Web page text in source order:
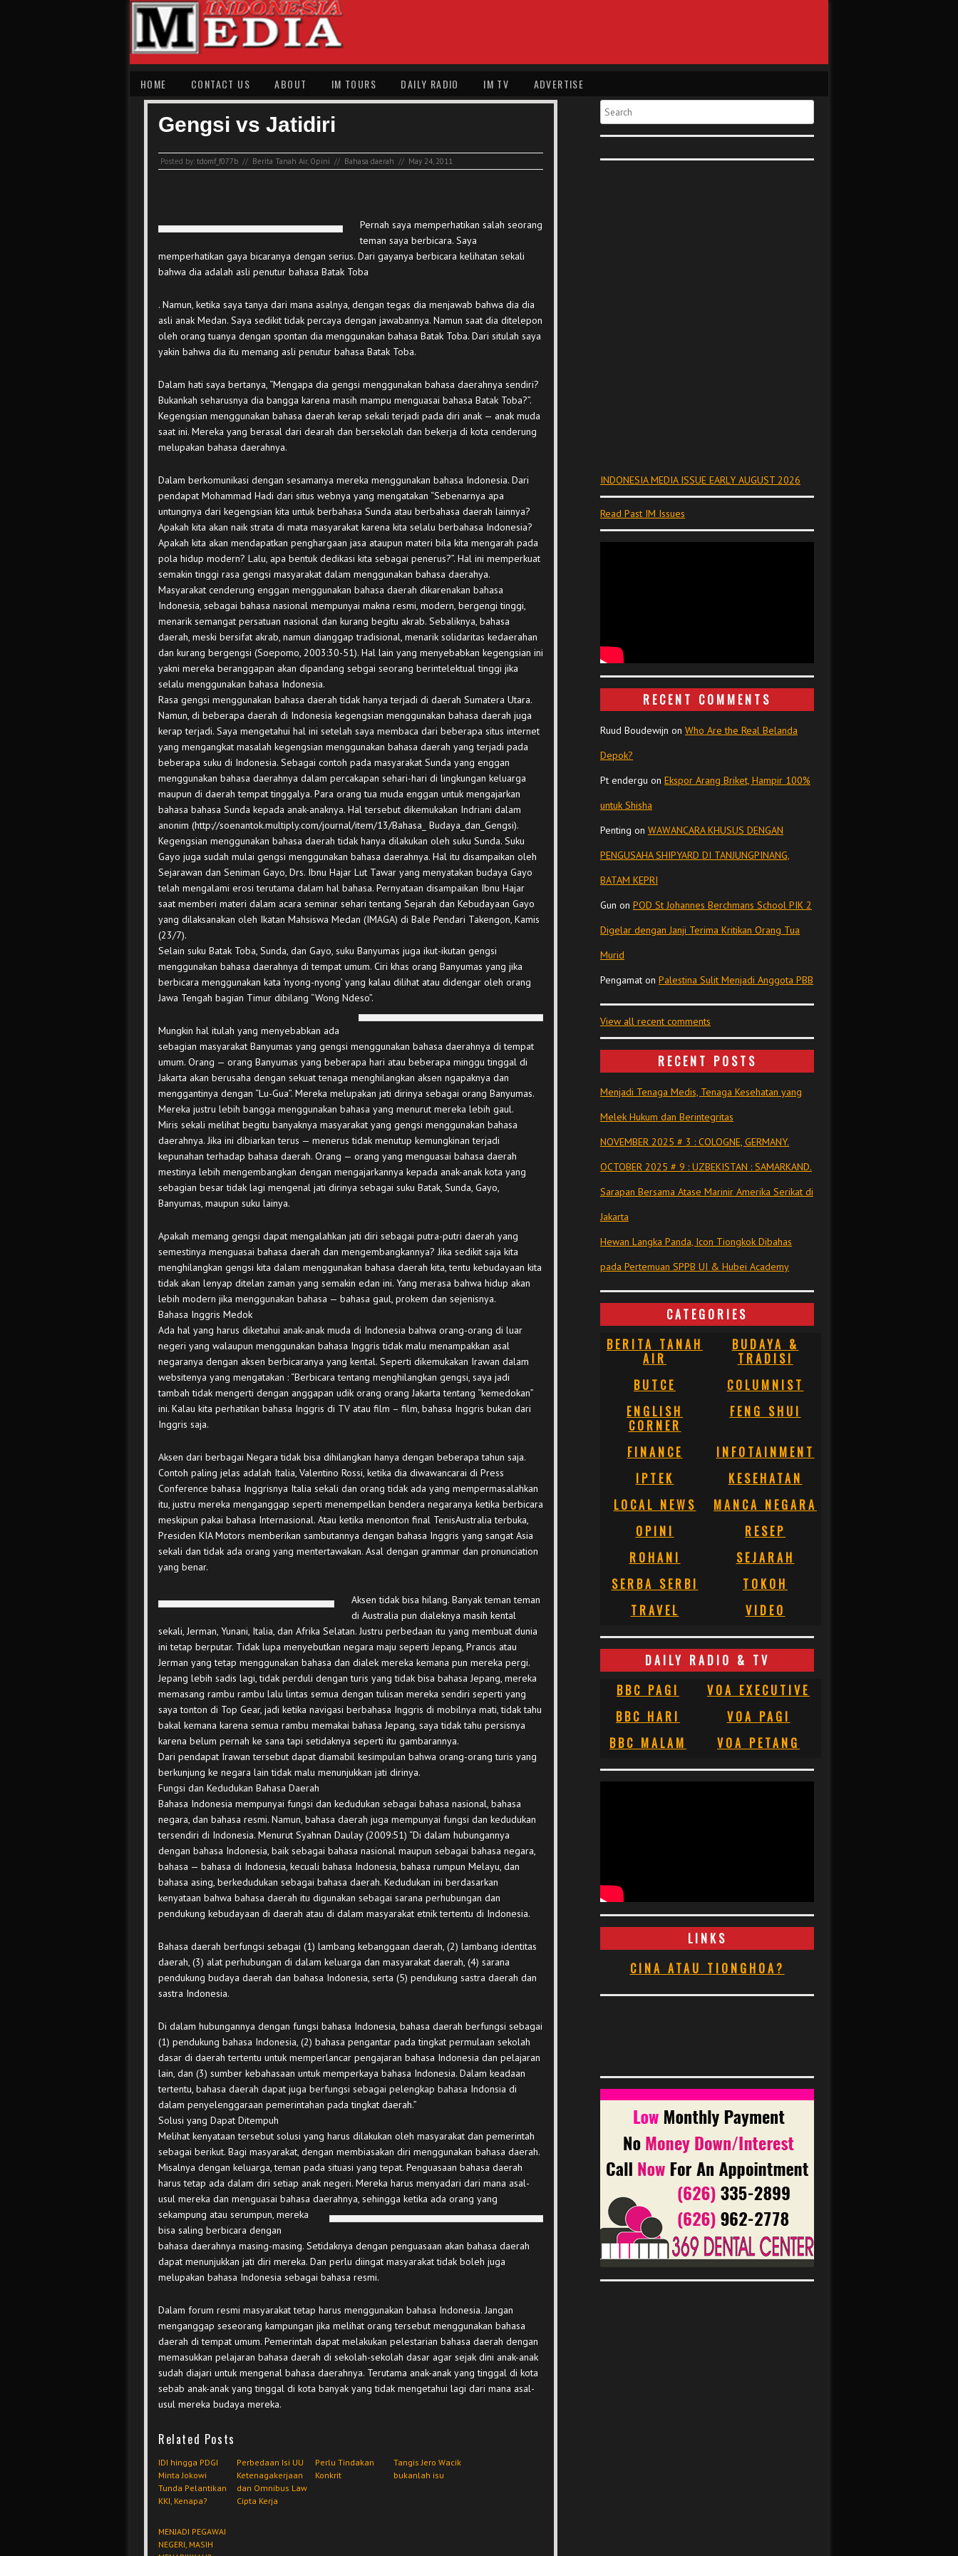
HOME CONTACT US ABOUT IM TOURS DAILY RADIO IM TV ADVERTISE
Gengsi vs Jatidiri
Posted by: tdomf_f077b // Berita Tanah Air, Opini // Bahasa daerah // May 24, 2011
Pernah saya memperhatikan salah seorang
teman saya berbicara. Saya
memperhatikan gaya bicaranya dengan serius. Dari gayanya berbicara kelihatan sekali
bahwa dia adalah asli penutur bahasa Batak Toba
. Namun, ketika saya tanya dari mana asalnya, dengan tegas dia menjawab bahwa dia dia
asli anak Medan. Saya sedikit tidak percaya dengan jawabannya. Namun saat dia ditelepon
oleh orang tuanya dengan spontan dia menggunakan bahasa Batak Toba. Dari situlah saya
yakin bahwa dia itu memang asli penutur bahasa Batak Toba.
Dalam hati saya bertanya, “Mengapa dia gengsi menggunakan bahasa daerahnya sendiri?
Bukankah seharusnya dia bangga karena masih mampu menguasai bahasa Batak Toba?”.
Kegengsian menggunakan bahasa daerah kerap sekali terjadi pada diri anak — anak muda
saat ini. Mereka yang berasal dari dearah dan bersekolah dan bekerja di kota cenderung
melupakan bahasa daerahnya.
Dalam berkomunikasi dengan sesamanya mereka menggunakan bahasa Indonesia. Dari
pendapat Mohammad Hadi dari situs webnya yang mengatakan “Sebenarnya apa
untungnya dari kegengsian kita untuk berbahasa Sunda atau berbahasa daerah lainnya?
Apakah kita akan naik strata di mata masyarakat karena kita selalu berbahasa Indonesia?
Apakah kita akan mendapatkan penghargaan jasa ataupun materi bila kita mengarah pada
pola hidup modern? Lalu, apa bentuk dedikasi kita sebagai penerus?”. Hal ini memperkuat
semakin tinggi rasa gengsi masyarakat dalam menggunakan bahasa daerahya.
Masyarakat cenderung enggan menggunakan bahasa daerah dikarenakan bahasa
Indonesia, sebagai bahasa nasional mempunyai makna resmi, modern, bergengi tinggi,
menarik semangat persatuan nasional dan kurang begitu akrab. Sebaliknya, bahasa
daerah, meski bersifat akrab, namun dianggap tradisional, menarik solidaritas kedaerahan
dan kurang bergengsi (Soepomo, 2003:30-51). Hal lain yang menyebabkan kegengsian ini
yakni mereka beranggapan akan dipandang sebgai seorang berintelektual tinggi jika
selalu menggunakan bahasa Indonesia.
Rasa gengsi menggunakan bahasa daerah tidak hanya terjadi di daerah Sumatera Utara.
Namun, di beberapa daerah di Indonesia kegengsian menggunakan bahasa daerah juga
kerap terjadi. Saya mengetahui hal ini setelah saya membaca dari beberapa situs internet
yang mengangkat masalah kegengsian menggunakan bahasa daerah yang terjadi pada
beberapa suku di Indonesia. Sebagai contoh pada masyarakat Sunda yang enggan
menggunakan bahasa daerahnya dalam percakapan sehari-hari di lingkungan keluarga
maupun di daerah tempat tinggalya. Para orang tua muda enggan untuk mengajarkan
bahasa bahasa Sunda kepada anak-anaknya. Hal tersebut dikemukakan Indriani dalam
anonim (http://soenantok.multiply.com/journal/item/13/Bahasa_ Budaya_dan_Gengsi).
Kegengsian menggunakan bahasa daerah tidak hanya dilakukan oleh suku Sunda. Suku
Gayo juga sudah mulai gengsi menggunakan bahasa daerahnya. Hal itu disampaikan oleh
Sejarawan dan Seniman Gayo, Drs. Ibnu Hajar Lut Tawar yang menyatakan budaya Gayo
telah mengalami erosi terutama dalam hal bahasa. Pernyataan disampaikan Ibnu Hajar
saat memberi materi dalam acara seminar sehari tentang Sejarah dan Kebudayaan Gayo
yang dilaksanakan oleh Ikatan Mahsiswa Medan (IMAGA) di Bale Pendari Takengon, Kamis
(23/7).
Selain suku Batak Toba, Sunda, dan Gayo, suku Banyumas juga ikut-ikutan gengsi
menggunakan bahasa daerahnya di tempat umum. Ciri khas orang Banyumas yang jika
berbicara menggunakan kata ‘nyong-nyong’ yang kalau dilihat atau didengar oleh orang
Jawa Tengah bagian Timur dibilang “Wong Ndeso”.
Mungkin hal itulah yang menyebabkan ada
sebagian masyarakat Banyumas yang gengsi menggunakan bahasa daerahnya di tempat
umum. Orang — orang Banyumas yang beberapa hari atau beberapa minggu tinggal di
Jakarta akan berusaha dengan sekuat tenaga menghilangkan aksen ngapaknya dan
menggantinya dengan “Lu-Gua”. Mereka melupakan jati dirinya sebagai orang Banyumas.
Mereka justru lebih bangga menggunakan bahasa yang menurut mereka lebih gaul.
Miris sekali melihat begitu banyaknya masyarakat yang gengsi menggunakan bahasa
daerahnya. Jika ini dibiarkan terus — menerus tidak menutup kemungkinan terjadi
kepunahan terhadap bahasa daerah. Orang — orang yang menguasai bahasa daerah
mestinya lebih mengembangkan dengan mengajarkannya kepada anak-anak kota yang
sebagian besar tidak lagi mengenal jati dirinya sebagai suku Batak, Sunda, Gayo,
Banyumas, maupun suku lainya.
Apakah memang gengsi dapat mengalahkan jati diri sebagai putra-putri daerah yang
semestinya menguasai bahasa daerah dan mengembangkannya? Jika sedikit saja kita
menghilangkan gengsi kita dalam menggunakan bahasa daerah kita, tentu kebudayaan kita
tidak akan lenyap ditelan zaman yang semakin edan ini. Yang merasa bahwa hidup akan
lebih modern jika menggunakan bahasa — bahasa gaul, prokem dan sejenisnya.
Bahasa Inggris Medok
Ada hal yang harus diketahui anak-anak muda di Indonesia bahwa orang-orang di luar
negeri yang walaupun menggunakan bahasa Inggris tidak malu menampakkan asal
negaranya dengan aksen berbicaranya yang kental. Seperti dikemukakan Irawan dalam
websitenya yang mengatakan : “Berbicara tentang menghilangkan gengsi, saya jadi
tambah tidak mengerti dengan anggapan udik orang orang Jakarta tentang “kemedokan”
ini. Kalau kita perhatikan bahasa Inggris di TV atau film – film, bahasa Inggris bukan dari
Inggris saja.
Aksen dari berbagai Negara tidak bisa dihilangkan hanya dengan beberapa tahun saja.
Contoh paling jelas adalah Italia, Valentino Rossi, ketika dia diwawancarai di Press
Conference bahasa Inggrisnya Italia sekali dan orang tidak ada yang mempermasalahkan
itu, justru mereka menganggap seperti menempelkan bendera negaranya ketika berbicara
meskipun pakai bahasa Internasional. Atau ketika menonton final TenisAustralia terbuka,
Presiden KIA Motors memberikan sambutannya dengan bahasa Inggris yang sangat Asia
sekali dan tidak ada orang yang mentertawakan. Asal dengan grammar dan pronunciation
yang benar.
Aksen tidak bisa hilang. Banyak teman teman
di Australia pun dialeknya masih kental
sekali, Jerman, Yunani, Italia, dan Afrika Selatan. Justru perbedaan itu yang membuat dunia
ini tetap berputar. Tidak lupa menyebutkan negara maju seperti Jepang, Prancis atau
Jerman yang tetap menggunakan bahasa dan dialek mereka kemana pun mereka pergi.
Jepang lebih sadis lagi, tidak perduli dengan turis yang tidak bisa bahasa Jepang, mereka
memasang rambu rambu lalu lintas semua dengan tulisan mereka sendiri seperti yang
saya tonton di Top Gear, jadi ketika navigasi berbahasa Inggris di mobilnya mati, tidak tahu
bakal kemana karena semua rambu memakai bahasa Jepang, saya tidak tahu persisnya
karena belum pernah ke sana tapi setidaknya seperti itu gambarannya.
Dari pendapat Irawan tersebut dapat diamabil kesimpulan bahwa orang-orang turis yang
berkunjung ke negara lain tidak malu menunjukkan jati dirinya.
Fungsi dan Kedudukan Bahasa Daerah
Bahasa Indonesia mempunyai fungsi dan kedudukan sebagai bahasa nasional, bahasa
negara, dan bahasa resmi. Namun, bahasa daerah juga mempunyai fungsi dan kedudukan
tersendiri di Indonesia. Menurut Syahnan Daulay (2009:51) “Di dalam hubungannya
dengan bahasa Indonesia, baik sebagai bahasa nasional maupun sebagai bahasa negara,
bahasa — bahasa di Indonesia, kecuali bahasa Indonesia, bahasa rumpun Melayu, dan
bahasa asing, berkedudukan sebagai bahasa daerah. Kedudukan ini berdasarkan
kenyataan bahwa bahasa daerah itu digunakan sebagai sarana perhubungan dan
pendukung kebudayaan di daerah atau di dalam masyarakat etnik tertentu di Indonesia.
Bahasa daerah berfungsi sebagai (1) lambang kebanggaan daerah, (2) lambang identitas
daerah, (3) alat perhubungan di dalam keluarga dan masyarakat daerah, (4) sarana
pendukung budaya daerah dan bahasa Indonesia, serta (5) pendukung sastra daerah dan
sastra Indonesia.
Di dalam hubungannya dengan fungsi bahasa Indonesia, bahasa daerah berfungsi sebagai
(1) pendukung bahasa Indonesia, (2) bahasa pengantar pada tingkat permulaan sekolah
dasar di daerah tertentu untuk memperlancar pengajaran bahasa Indonesia dan pelajaran
lain, dan (3) sumber kebahasaan untuk memperkaya bahasa Indonesia. Dalam keadaan
tertentu, bahasa daerah dapat juga berfungsi sebagai pelengkap bahasa Indonsia di
dalam penyelenggaraan pemerintahan pada tingkat daerah.”
Solusi yang Dapat Ditempuh
Melihat kenyataan tersebut solusi yang harus dilakukan oleh masyarakat dan pemerintah
sebagai berikut. Bagi masyarakat, dengan membiasakan diri menggunakan bahasa daerah.
Misalnya dengan keluarga, teman pada situasi yang tepat. Penguasaan bahasa daerah
harus tetap ada dalam diri setiap anak negeri. Mereka harus menyadari dari mana asal-
usul mereka dan menguasai bahasa daerahnya, sehingga ketika ada orang yang
sekampung atau serumpun, mereka
bisa saling berbicara dengan
bahasa daerahnya masing-masing. Setidaknya dengan penguasaan akan bahasa daerah
dapat menunjukkan jati diri mereka. Dan perlu diingat masyarakat tidak boleh juga
melupakan bahasa Indonesia sebagai bahasa resmi.
Dalam forum resmi masyarakat tetap harus menggunakan bahasa Indonesia. Jangan
menganggap seseorang kampungan jika melihat orang tersebut menggunakan bahasa
daerah di tempat umum. Pemerintah dapat melakukan pelestarian bahasa daerah dengan
memasukkan pelajaran bahasa daerah di sekolah-sekolah dasar agar sejak dini anak-anak
sudah diajari untuk mengenal bahasa daerahnya. Terutama anak-anak yang tinggal di kota
sebab anak-anak yang tinggal di kota banyak yang tidak mengetahui lagi dari mana asal-
usul mereka budaya mereka.
Related Posts
IDI hingga PDGI
Minta Jokowi
Tunda Pelantikan
KKI, Kenapa?
Perbedaan Isi UU
Ketenagakerjaan
dan Omnibus Law
Cipta Kerja
Perlu Tindakan
Konkrit
Tangis Jero Wacik
bukanlah isu
MENJADI PEGAWAI
NEGERI, MASIH
Search
INDONESIA MEDIA ISSUE EARLY AUGUST 2026
Read Past IM Issues
RECENT COMMENTS
Ruud Boudewijn on Who Are the Real Belanda
Depok?
Pt endergu on Ekspor Arang Briket, Hampir 100%
untuk Shisha
Penting on WAWANCARA KHUSUS DENGAN
PENGUSAHA SHIPYARD DI TANJUNGPINANG,
BATAM KEPRI
Gun on POD St Johannes Berchmans School PIK 2
Digelar dengan Janji Terima Kritikan Orang Tua
Murid
Pengamat on Palestina Sulit Menjadi Anggota PBB
View all recent comments
RECENT POSTS
Menjadi Tenaga Medis, Tenaga Kesehatan yang
Melek Hukum dan Berintegritas
NOVEMBER 2025 # 3 : COLOGNE, GERMANY.
OCTOBER 2025 # 9 : UZBEKISTAN : SAMARKAND.
Sarapan Bersama Atase Marinir Amerika Serikat di
Jakarta
Hewan Langka Panda, Icon Tiongkok Dibahas
pada Pertemuan SPPB UI & Hubei Academy
CATEGORIES
BERITA TANAH
AIR
BUDAYA &
TRADISI
BUTCE
COLUMNIST
ENGLISH
CORNER
FENG SHUI
FINANCE
INFOTAINMENT
IPTEK
KESEHATAN
LOCAL NEWS
MANCA NEGARA
OPINI
RESEP
ROHANI
SEJARAH
SERBA SERBI
TOKOH
TRAVEL
VIDEO
DAILY RADIO & TV
BBC PAGI
VOA EXECUTIVE
BBC HARI
VOA PAGI
BBC MALAM
VOA PETANG
LINKS
CINA ATAU TIONGHOA?